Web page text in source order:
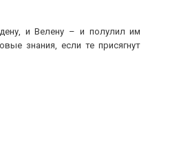
и Велену – и полулил им
знания, если те присягнут